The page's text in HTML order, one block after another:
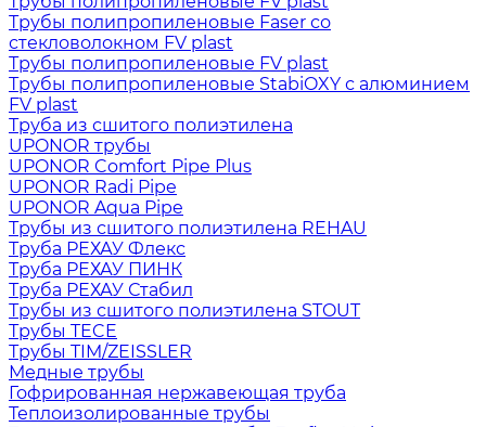
Трубы полипропиленовые Faser со
стекловолокном FV plast
Трубы полипропиленовые FV plast
Трубы полипропиленовые StabiOXY с алюминием
FV plast
Труба из сшитого полиэтилена
UPONOR трубы
UPONOR Comfort Pipe Plus
UPONOR Radi Pipe
UPONOR Aqua Pipe
Трубы из сшитого полиэтилена REHAU
Труба РЕХАУ Флекс
Труба РЕХАУ ПИНК
Труба РЕХАУ Стабил
Трубы из сшитого полиэтилена STOUT
Трубы TECE
Трубы TIM/ZEISSLER
Медные трубы
Гофрированная нержавеющая труба
Теплоизолированные трубы